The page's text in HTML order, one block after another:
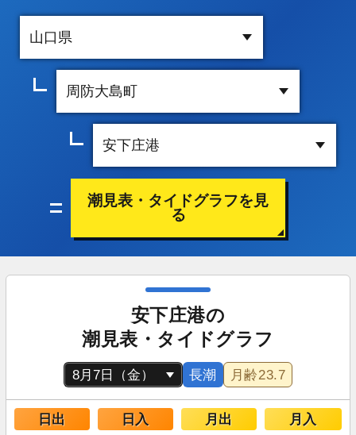
潮見表・タイドグラフを見
る
安下庄港の
潮見表・タイドグラフ
長潮 月齢23.7
日出 日入 月出 月入